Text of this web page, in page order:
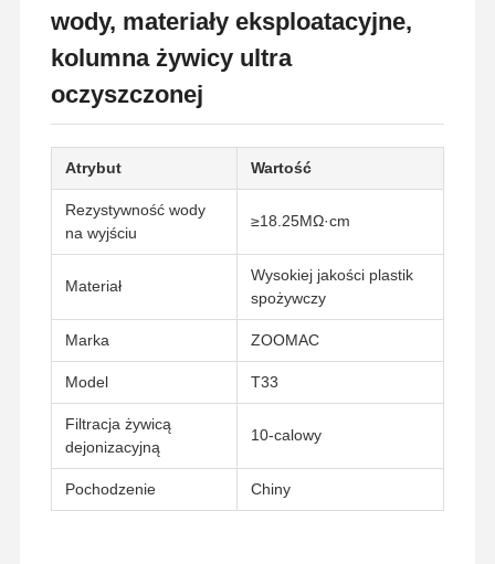
wody, materiały eksploatacyjne,
kolumna żywicy ultra
oczyszczonej
Atrybut Wartość
Rezystywność wody
na wyjściu
≥18.25MΩ·cm
Materiał
Wysokiej jakości plastik
spożywczy
Marka ZOOMAC
Model T33
Filtracja żywicą
dejonizacyjną
10-calowy
Pochodzenie Chiny